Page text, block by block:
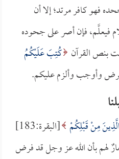
فهو كافر مرتد؛ إلا أن
فيعلَّم، فإن أصر على جحوده
بنص القرآن كُتِبَ عَلَيْكُمُ
مِنْ قَبْلِكُمْ
[البقرة:183]
لهم بأن الله عز وجل قد فرض